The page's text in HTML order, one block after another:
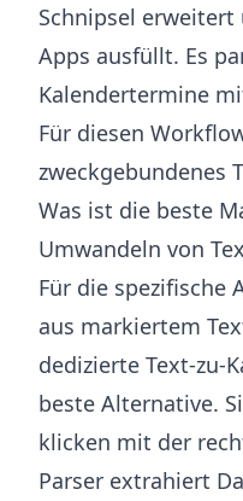
Schnipsel erweitert
Apps ausfüllt. Es
Kalendertermine
Für diesen
zweckgebundenes
Was ist die beste
Umwandeln von
Für die spezifische
aus markiertem
dedizierte Text-zu-
beste Alternative.
klicken mit der
Parser extrahiert